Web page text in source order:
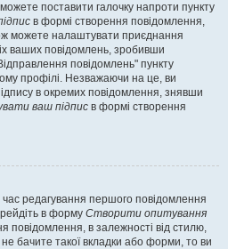
поставити галочку напроти пункту
в формі створення повідомлення,
можете налаштувати приєднання
ваших повідомлень, зробивши
повідомлень" пункту
профілі. Незважаючи на це, ви
в окремих повідомлення, знявши
ваш підпис в формі створення
час редагування першого повідомлення
в форму Створити опитування
в залежності від стилю,
бачите такої вкладки або форми, то ви